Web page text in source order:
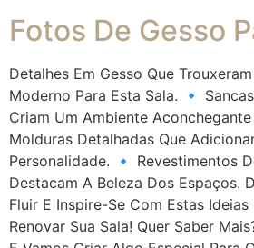
Fotos De Gesso
Detalhes Em Gesso Que
Moderno Para Esta Sala. 🔹
Criam Um Ambiente Aconchegante
Molduras Detalhadas Que
Personalidade. 🔹 Revestimentos
Destacam A Beleza Dos Espaços.
Fluir E Inspire-Se Com Estas Ideias
Renovar Sua Sala! Quer Saber